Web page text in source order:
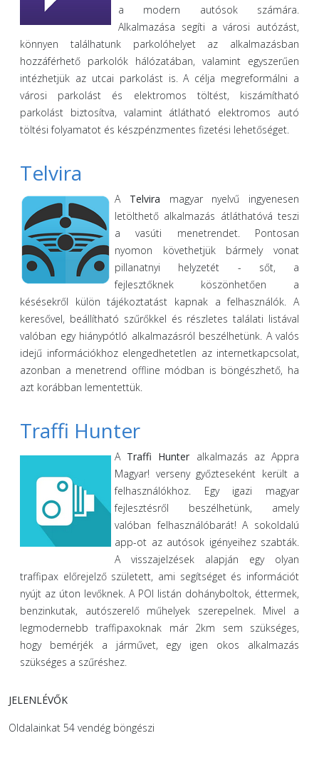
a modern autósok számára.
Alkalmazása segíti a városi autózást,
könnyen találhatunk parkolóhelyet az alkalmazásban
hozzáférhető parkolók hálózatában, valamint egyszerűen
intézhetjük az utcai parkolást is. A célja megreformálni a
városi parkolást és elektromos töltést, kiszámítható
parkolást biztosítva, valamint átlátható elektromos autó
töltési folyamatot és készpénzmentes fizetési lehetőséget.
Telvira
A Telvira magyar nyelvű ingyenesen
letölthető alkalmazás átláthatóvá teszi
a vasúti menetrendet. Pontosan
nyomon követhetjük bármely vonat
pillanatnyi helyzetét - sőt, a
fejlesztőknek köszönhetően a
késésekről külön tájékoztatást kapnak a felhasználók. A
keresővel, beállítható szűrőkkel és részletes találati listával
valóban egy hiánypótló alkalmazásról beszélhetünk. A valós
idejű információkhoz elengedhetetlen az internetkapcsolat,
azonban a menetrend offline módban is böngészhető, ha
azt korábban lementettük.
Traffi Hunter
A Traffi Hunter alkalmazás az Appra
Magyar! verseny győzteseként került a
felhasználókhoz. Egy igazi magyar
fejlesztésről beszélhetünk, amely
valóban felhasználóbarát! A sokoldalú
app-ot az autósok igényeihez szabták.
A visszajelzések alapján egy olyan
traffipax előrejelző született, ami segítséget és információt
nyújt az úton levőknek. A POI listán dohányboltok, éttermek,
benzinkutak, autószerelő műhelyek szerepelnek. Mivel a
legmodernebb traffipaxoknak már 2km sem szükséges,
hogy bemérjék a járművet, egy igen okos alkalmazás
szükséges a szűréshez.
JELENLÉVŐK
Oldalainkat 54 vendég böngészi